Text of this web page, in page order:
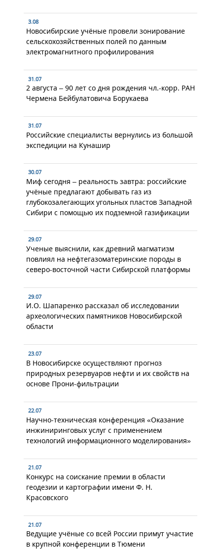
3.08
Новосибирские учёные провели зонирование
сельскохозяйственных полей по данным
электромагнитного профилирования
31.07
2 августа – 90 лет со дня рождения чл.-корр. РАН
Чермена Бейбулатовича Борукаева
31.07
Российские специалисты вернулись из большой
экспедиции на Кунашир
30.07
Миф сегодня – реальность завтра: российские
учёные предлагают добывать газ из
глубокозалегающих угольных пластов Западной
Сибири с помощью их подземной газификации
29.07
Ученые выяснили, как древний магматизм
повлиял на нефтегазоматеринские породы в
северо-восточной части Сибирской платформы
29.07
И.О. Шапаренко рассказал об исследовании
археологических памятников Новосибирской
области
23.07
В Новосибирске осуществляют прогноз
природных резервуаров нефти и их свойств на
основе Прони-фильтрации
22.07
Научно-техническая конференция «Оказание
инжиниринговых услуг с применением
технологий информационного моделирования»
21.07
Конкурс на соискание премии в области
геодезии и картографии имени Ф. Н.
Красовского
21.07
Ведущие учёные со всей России примут участие
в крупной конференции в Тюмени